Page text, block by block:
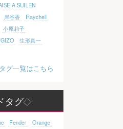
A SUILEN
岸谷香
Raychell
小原莉子
生形真一
グ一覧はこちら
タグ
Fender
Orange